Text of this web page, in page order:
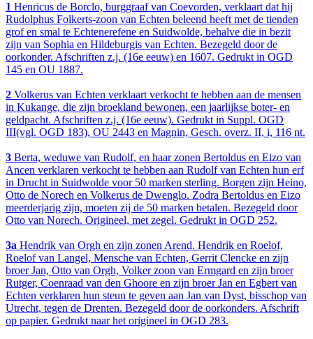
1 Henricus de Borclo, burggraaf van Coevorden, verklaart dat hij
Rudolphus Folkerts-zoon van Echten beleend heeft met de tienden
grof en smal te Echtenerefene en Suidwolde, behalve die in bezit
zijn van Sophia en Hildeburgis van Echten. Bezegeld door de
oorkonder. Afschriften z.j. (16e eeuw) en 1607. Gedrukt in OGD
145 en OU 1887.
2 Volkerus van Echten verklaart verkocht te hebben aan de mensen
in Kukange, die zijn broekland bewonen, een jaarlijkse boter- en
geldpacht. Afschriften z.j. (16e eeuw). Gedrukt in Suppl. OGD
III(vgl. OGD 183), OU 2443 en Magnin, Gesch. overz. II, i, 116 nt.
3 Berta, weduwe van Rudolf, en haar zonen Bertoldus en Eizo van
Ancen verklaren verkocht te hebben aan Rudolf van Echten hun erf
in Drucht in Suidwolde voor 50 marken sterling. Borgen zijn Heino,
Otto de Norech en Volkerus de Dwenglo. Zodra Bertoldus en Eizo
meerderjarig zijn, moeten zij de 50 marken betalen. Bezegeld door
Otto van Norech. Origineel, met zegel. Gedrukt in OGD 252.
3a Hendrik van Orgh en zijn zonen Arend. Hendrik en Roelof,
Roelof van Langel, Mensche van Echten, Gerrit Clencke en zijn
broer Jan, Otto van Orgh, Volker zoon van Ermgard en zijn broer
Rutger, Coenraad van den Ghoore en zijn broer Jan en Egbert van
Echten verklaren hun steun te geven aan Jan van Dyst, bisschop van
Utrecht, tegen de Drenten. Bezegeld door de oorkonders. Afschrift
op papier. Gedrukt naar het origineel in OGD 283.